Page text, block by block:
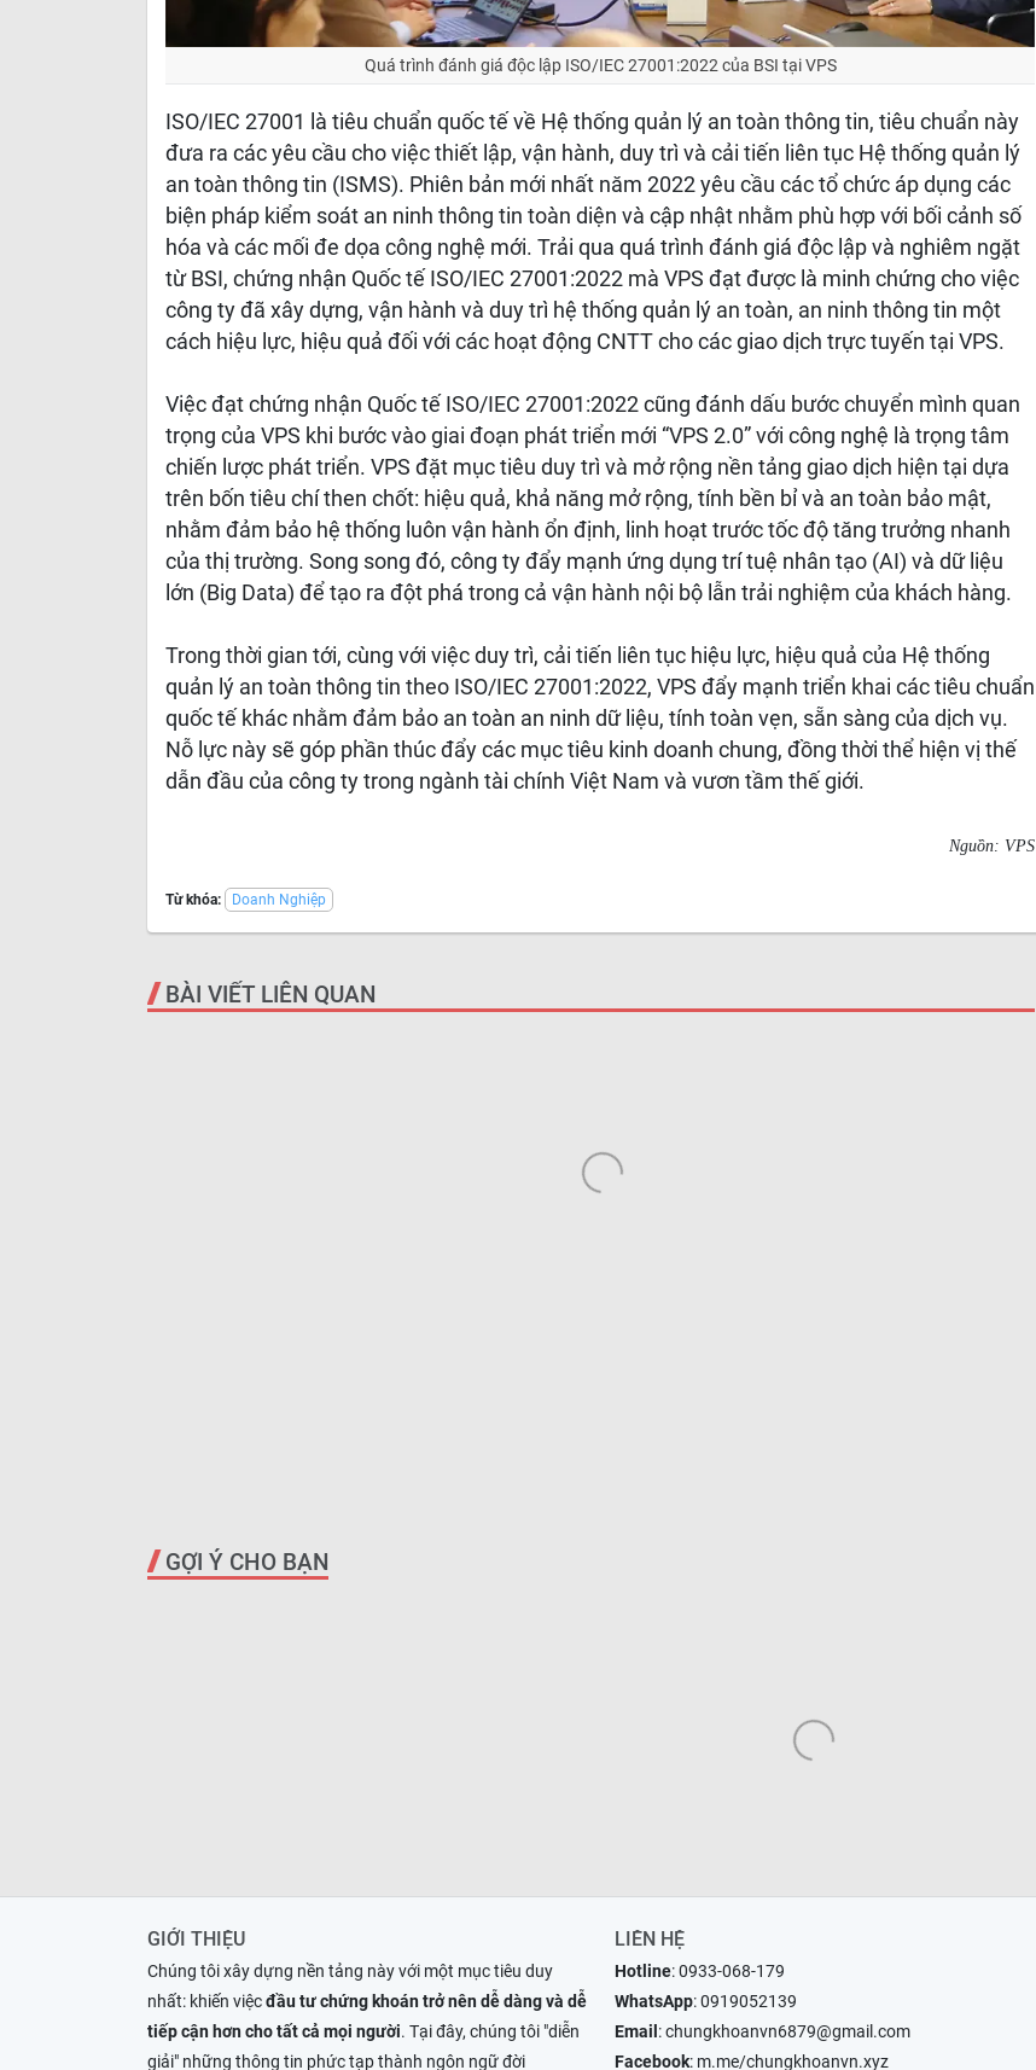
Quá trình đánh giá độc lập ISO/IEC 27001:2022 của BSI tại VPS
ISO/IEC 27001 là tiêu chuẩn quốc tế về Hệ thống quản lý an toàn thông tin, tiêu chuẩn này
đưa ra các yêu cầu cho việc thiết lập, vận hành, duy trì và cải tiến liên tục Hệ thống quản lý
an toàn thông tin (ISMS). Phiên bản mới nhất năm 2022 yêu cầu các tổ chức áp dụng các
biện pháp kiểm soát an ninh thông tin toàn diện và cập nhật nhằm phù hợp với bối cảnh số
hóa và các mối đe dọa công nghệ mới. Trải qua quá trình đánh giá độc lập và nghiêm ngặt
từ BSI, chứng nhận Quốc tế ISO/IEC 27001:2022 mà VPS đạt được là minh chứng cho việc
công ty đã xây dựng, vận hành và duy trì hệ thống quản lý an toàn, an ninh thông tin một
cách hiệu lực, hiệu quả đối với các hoạt động CNTT cho các giao dịch trực tuyến tại VPS.
Việc đạt chứng nhận Quốc tế ISO/IEC 27001:2022 cũng đánh dấu bước chuyển mình quan
trọng của VPS khi bước vào giai đoạn phát triển mới “VPS 2.0” với công nghệ là trọng tâm
chiến lược phát triển. VPS đặt mục tiêu duy trì và mở rộng nền tảng giao dịch hiện tại dựa
trên bốn tiêu chí then chốt: hiệu quả, khả năng mở rộng, tính bền bỉ và an toàn bảo mật,
nhằm đảm bảo hệ thống luôn vận hành ổn định, linh hoạt trước tốc độ tăng trưởng nhanh
của thị trường. Song song đó, công ty đẩy mạnh ứng dụng trí tuệ nhân tạo (AI) và dữ liệu
lớn (Big Data) để tạo ra đột phá trong cả vận hành nội bộ lẫn trải nghiệm của khách hàng.
Trong thời gian tới, cùng với việc duy trì, cải tiến liên tục hiệu lực, hiệu quả của Hệ thống
quản lý an toàn thông tin theo ISO/IEC 27001:2022, VPS đẩy mạnh triển khai các tiêu chuẩn
quốc tế khác nhằm đảm bảo an toàn an ninh dữ liệu, tính toàn vẹn, sẵn sàng của dịch vụ.
Nỗ lực này sẽ góp phần thúc đẩy các mục tiêu kinh doanh chung, đồng thời thể hiện vị thế
dẫn đầu của công ty trong ngành tài chính Việt Nam và vươn tầm thế giới.
Nguồn: VPS
Từ khóa: Doanh Nghiệp
BÀI VIẾT LIÊN QUAN
GỢI Ý CHO BẠN
GIỚI THIỆU
Chúng tôi xây dựng nền tảng này với một mục tiêu duy
nhất: khiến việcđầu tư chứng khoán trở nên dễ dàng và dễ
tiếp cận hơn cho tất cả mọi người. Tại đây, chúng tôi "diễn
giải" những thông tin phức tạp thành ngôn ngữ đời
LIÊN HỆ
Hotline:0933-068-179
WhatsApp:0919052139
Email :chungkhoanvn6879@gmail.com
Facebook: m.me/chungkhoanvn.xyz